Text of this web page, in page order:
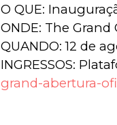
O QUE:
ONDE: The
QUANDO: 12 de
INGRESSOS:
grand-abertura-